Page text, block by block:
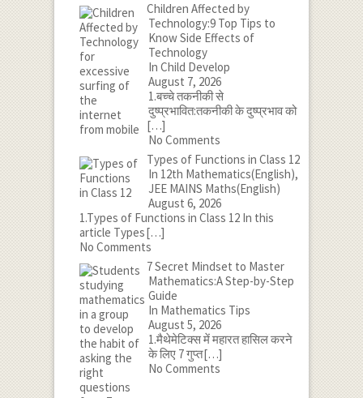
Children Affected by
Technology:9 Top Tips to
Know Side Effects of
Technology
In Child Develop
August 7, 2026
1.बच्चे तकनीकी से
दुष्प्रभावित:तकनीकी के दुष्प्रभाव को
[…]
No Comments
Types of Functions in Class 12
In 12th Mathematics(English),
JEE MAINS Maths(English)
August 6, 2026
1.Types of Functions in Class 12 In this
article Types[…]
No Comments
7 Secret Mindset to Master
Mathematics:A Step-by-Step
Guide
In Mathematics Tips
August 5, 2026
1.मैथेमेटिक्स में महारत हासिल करने
के लिए 7 गुप्त[…]
No Comments